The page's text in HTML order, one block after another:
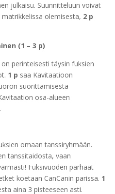
julkaisu. Suunnitteluun voivat
matrikkelissa olemisesta, 2 p
(1 – 3 p)
perinteisesti täysin fuksien
1 p saa Kavitaatioon
suorittamisesta
osa-alueen
omaan tanssiryhmään.
tanssitaidosta, vaan
Fuksivuoden parhaat
koetaan CanCanin parissa. 1
aina 3 pisteeseen asti.